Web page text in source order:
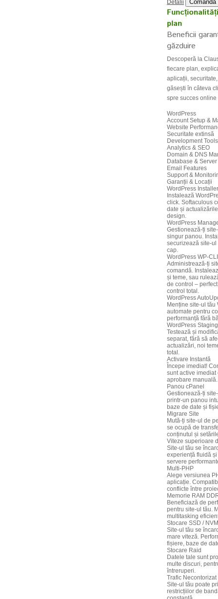
Detalii
Comandă
plan
Beneficii
găzduire
Descoperă la
fiecare plan,
aplicații,
găsești în câteva
spre succes
WordPress
Account Setup &
Website
Securitate extinsă
Development
Analytics & SEO
Domain & DNS
Database &
Email Features
Support &
Garanții & Locații
WordPress Installer
Instalează
click. Softaculous
date și
design.
WordPress
Gestionează-ți
singur panou.
securizează site-
cap.
WordPress WP-CLI
Administrează-ți
comandă.
și teme, sau
de control –
control total.
WordPress
Menține site-ul
automate pentru
performanță fără
WordPress Staging
Testează și
separat, fără să
actualizări, noi
total.
Activare Instantă
Începe imediat!
sunt active
aprobare manuală.
Panou cPanel
Gestionează-ți
printr-un panou
baze de date și
Migrare Site
Mută-ți site-ul de
se ocupă de
conținutul și
Viteze superioare
Site-ul tău se
experiență fluidă
servere
Multi-PHP
Alege versiunea
aplicație.
conflicte între
Memorie RAM
Beneficiază de
pentru site-ul tău.
multitasking
Stocare SSD /
Site-ul tău se
mare viteză.
fișiere, baze de
Stocare Raid
Datele tale sunt
multe discuri,
întreruperi.
Trafic Necontorizat
Site-ul tău poate
restricțiilor de